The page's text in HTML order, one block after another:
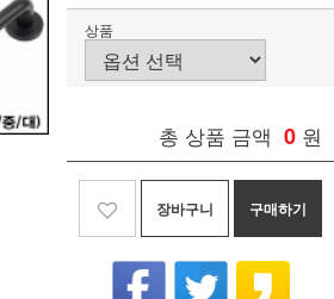
상품
총 상품 금액 0 원
장바구니 구매하기